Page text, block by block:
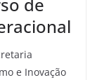
de
e Inovação